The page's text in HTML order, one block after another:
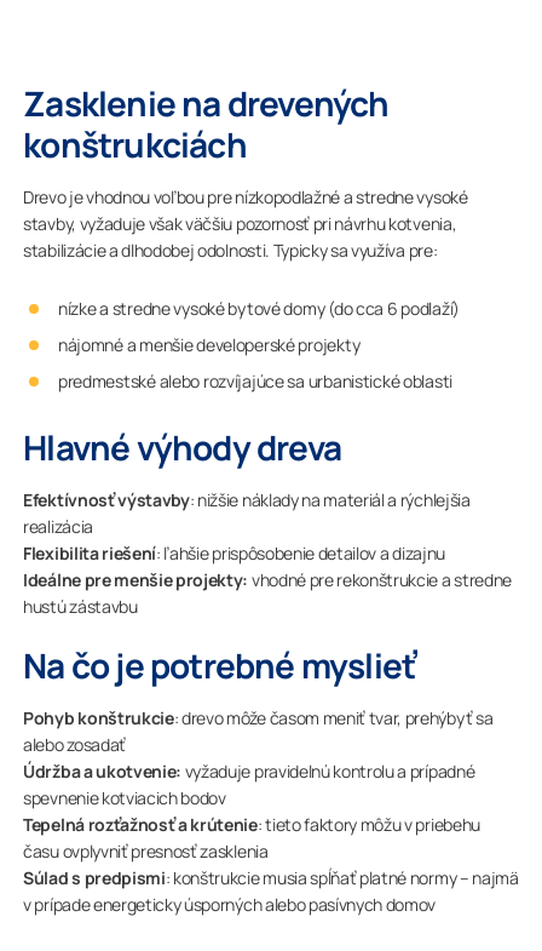
Zasklenie na drevených
konštrukciách
Drevo je vhodnou voľbou pre nízkopodlažné a stredne vysoké
stavby, vyžaduje však väčšiu pozornosť pri návrhu kotvenia,
stabilizácie a dlhodobej odolnosti. Typicky sa využíva pre:
nízke a stredne vysoké bytové domy (do cca 6 podlaží)
nájomné a menšie developerské projekty
predmestské alebo rozvíjajúce sa urbanistické oblasti
Hlavné výhody dreva
Efektívnosť výstavby: nižšie náklady na materiál a rýchlejšia
realizácia
Flexibilita riešení: ľahšie prispôsobenie detailov a dizajnu
Ideálne pre menšie projekty: vhodné pre rekonštrukcie a stredne
hustú zástavbu
Na čo je potrebné myslieť
Pohyb konštrukcie: drevo môže časom meniť tvar, prehýbyť sa
alebo zosadať
Údržba a ukotvenie: vyžaduje pravidelnú kontrolu a prípadné
spevnenie kotviacich bodov
Tepelná rozťažnosť a krútenie: tieto faktory môžu v priebehu
času ovplyvniť presnosť zasklenia
Súlad s predpismi: konštrukcie musia spĺňať platné normy – najmä
v prípade energeticky úsporných alebo pasívnych domov